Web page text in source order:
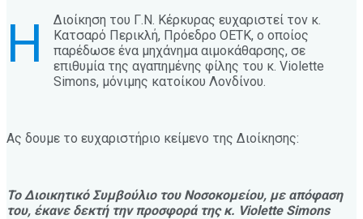
Η
Διοίκηση του Γ.Ν. Κέρκυρας ευχαριστεί τον κ.
Κατσαρό Περικλή, Πρόεδρο ΟΕΤΚ, ο οποίος
παρέδωσε ένα μηχάνημα αιμοκάθαρσης, σε
επιθυμία της αγαπημένης φίλης του κ. Violette
Simons, μόνιμης κατοίκου Λονδίνου.
Ας δουμε το ευχαριστήριο κείμενο της Διοίκησης:
Το Διοικητικό Συμβούλιο του Νοσοκομείου, με απόφαση
του, έκανε δεκτή την προσφορά της κ. Violette Simons